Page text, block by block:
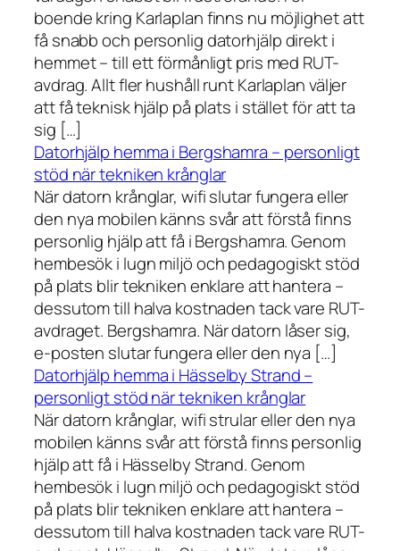
boende kring Karlaplan finns nu möjlighet att
få snabb och personlig datorhjälp direkt i
hemmet – till ett förmånligt pris med RUT-
avdrag. Allt fler hushåll runt Karlaplan väljer
att få teknisk hjälp på plats i stället för att ta
sig […]
Datorhjälp hemma i Bergshamra – personligt
stöd när tekniken krånglar
När datorn krånglar, wifi slutar fungera eller
den nya mobilen känns svår att förstå finns
personlig hjälp att få i Bergshamra. Genom
hembesök i lugn miljö och pedagogiskt stöd
på plats blir tekniken enklare att hantera –
dessutom till halva kostnaden tack vare RUT-
avdraget. Bergshamra. När datorn låser sig,
e-posten slutar fungera eller den nya […]
Datorhjälp hemma i Hässelby Strand –
personligt stöd när tekniken krånglar
När datorn krånglar, wifi strular eller den nya
mobilen känns svår att förstå finns personlig
hjälp att få i Hässelby Strand. Genom
hembesök i lugn miljö och pedagogiskt stöd
på plats blir tekniken enklare att hantera –
dessutom till halva kostnaden tack vare RUT-